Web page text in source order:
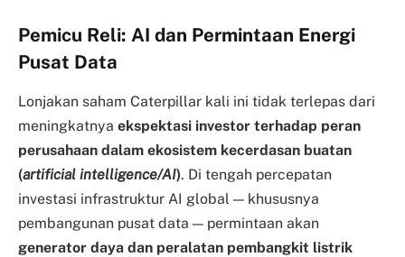
Pemicu Reli: AI dan Permintaan Energi
Pusat Data
Lonjakan saham Caterpillar kali ini tidak terlepas dari
meningkatnya ekspektasi investor terhadap peran
perusahaan dalam ekosistem kecerdasan buatan
(artificial intelligence/AI). Di tengah percepatan
investasi infrastruktur AI global — khususnya
pembangunan pusat data — permintaan akan
generator daya dan peralatan pembangkit listrik